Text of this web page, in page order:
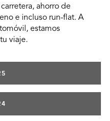
ahorro de
e incluso run-flat. A
estamos
viaje.